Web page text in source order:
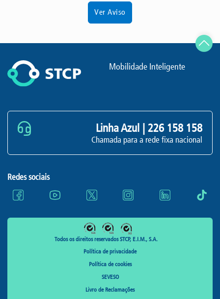
Ver Aviso
Mobilidade Inteligente
Linha Azul | 226 158 158
Chamada para a rede fixa nacional
Redes sociais
Todos os direitos reservados STCP, E.I.M., S.A.
Política de privacidade
Política de cookies
SEVESO
Livro de Reclamações